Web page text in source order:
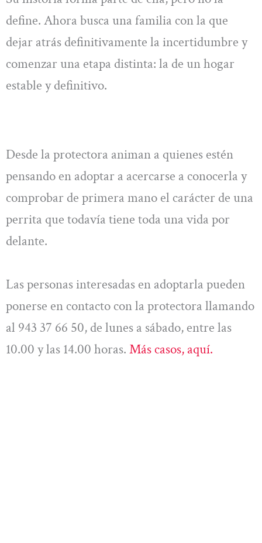
define. Ahora busca una familia con la que
dejar atrás definitivamente la incertidumbre y
comenzar una etapa distinta: la de un hogar
estable y definitivo.
Desde la protectora animan a quienes estén
pensando en adoptar a acercarse a conocerla y
comprobar de primera mano el carácter de una
perrita que todavía tiene toda una vida por
delante.
Las personas interesadas en adoptarla pueden
ponerse en contacto con la protectora llamando
al 943 37 66 50, de lunes a sábado, entre las
10.00 y las 14.00 horas. Más casos, aquí.